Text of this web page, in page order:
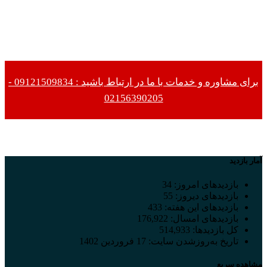
برای مشاوره و خدمات با ما در ارتباط باشید : 09121509834 -
02156390205
آمار بازدید
بازدیدهای امروز: 34
بازدیدهای دیروز: 55
بازدیدهای این هفته: 433
بازدیدهای امسال: 176,922
کل بازدیدها: 514,933
تاریخ به‌روزشدن سایت: 17 فروردین 1402
مشاهده سریع